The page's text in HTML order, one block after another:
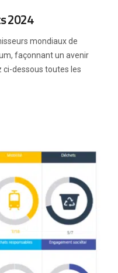
2024
mondiaux de
façonnant un avenir
ci-dessous toutes les